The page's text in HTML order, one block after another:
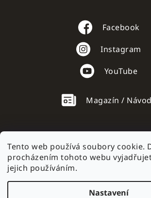
Tento web používá soubory cookie.
procházením tohoto webu
jejich používáním.
Nastavení
Facebook
Instagram
YouTube
Magazín /
AC